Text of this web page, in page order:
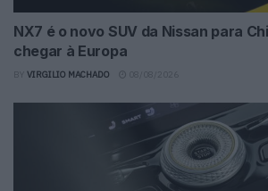
NX7 é o novo SUV da Nissan para
chegar à Europa
VIRGILIO MACHADO